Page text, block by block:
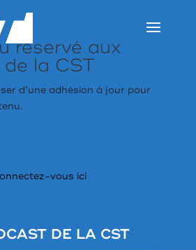
réservé aux
la CST
d’une adhésion à jour pour
vous ici
DE LA CST